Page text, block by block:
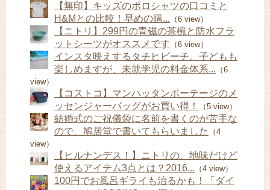
【無印】キッズのポロシャツの口コミと
H&Mとの比較！早めの購... （6 view）
【ニトリ】299円の青磁の茶椀と防水フラ
ットシーツがオススメです （6 view）
インスタ映えするタチヒビーチ。子どもも
楽しめますが、未就学児の料金体系... （6
view）
【コストコ】マンハッタンポーテージのメ
ッセンジャーバッグがお買い得！
（5 view）
結婚式のご祝儀袋に名前を書くのが苦手な
ので、鳩居堂で書いてもらいました
（4
view）
【ヒルナンデス！】ニトリの、地味だけど
使えるアイテム3点とは？2016... （4 view）
100円でお風呂ギライも治るかも！「ダイ